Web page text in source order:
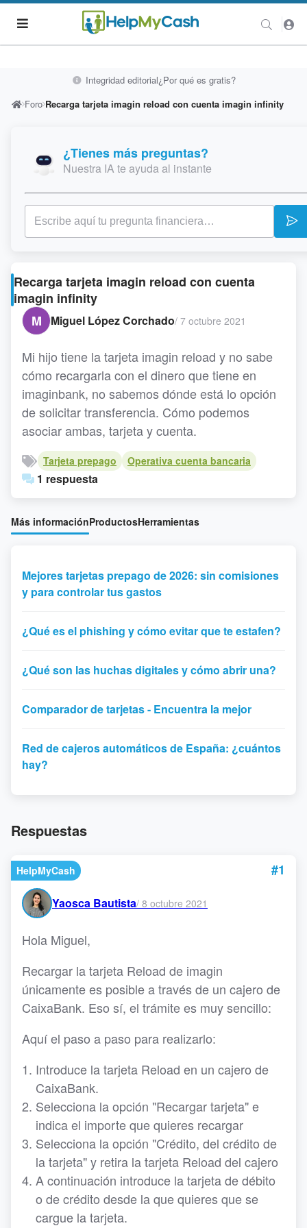
Integridad editorial¿Por qué es gratis?
Foro Recarga tarjeta imagin reload con cuenta imagin infinity
¿Tienes más preguntas?
Nuestra IA te ayuda al instante
Recarga tarjeta imagin reload con cuenta
imagin infinity
M
Miguel López Corchado/ 7 octubre 2021
Mi hijo tiene la tarjeta imagin reload y no sabe
cómo recargarla con el dinero que tiene en
imaginbank, no sabemos dónde está lo opción
de solicitar transferencia. Cómo podemos
asociar ambas, tarjeta y cuenta.
Tarjeta prepago Operativa cuenta bancaria
1 respuesta
Más informaciónProductosHerramientas
Mejores tarjetas prepago de 2026: sin comisiones
y para controlar tus gastos
¿Qué es el phishing y cómo evitar que te estafen?
¿Qué son las huchas digitales y cómo abrir una?
Comparador de tarjetas - Encuentra la mejor
Red de cajeros automáticos de España: ¿cuántos
hay?
Respuestas
HelpMyCash #1
Yaosca Bautista/ 8 octubre 2021
Hola Miguel,
Recargar la tarjeta Reload de imagin
únicamente es posible a través de un cajero de
CaixaBank. Eso sí, el trámite es muy sencillo:
Aquí el paso a paso para realizarlo:
Introduce la tarjeta Reload en un cajero de
CaixaBank.
Selecciona la opción "Recargar tarjeta" e
indica el importe que quieres recargar
Selecciona la opción "Crédito, del crédito de
la tarjeta" y retira la tarjeta Reload del cajero
A continuación introduce la tarjeta de débito
o de crédito desde la que quieres que se
cargue la tarjeta.